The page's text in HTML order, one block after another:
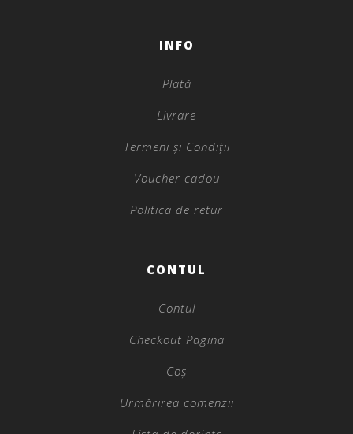
INFO
Plată
Livrare
Termeni și Condiții
Voucher cadou
Politica de retur
CONTUL
Contul
Checkout Pagina
Coș
Urmărirea comenzii